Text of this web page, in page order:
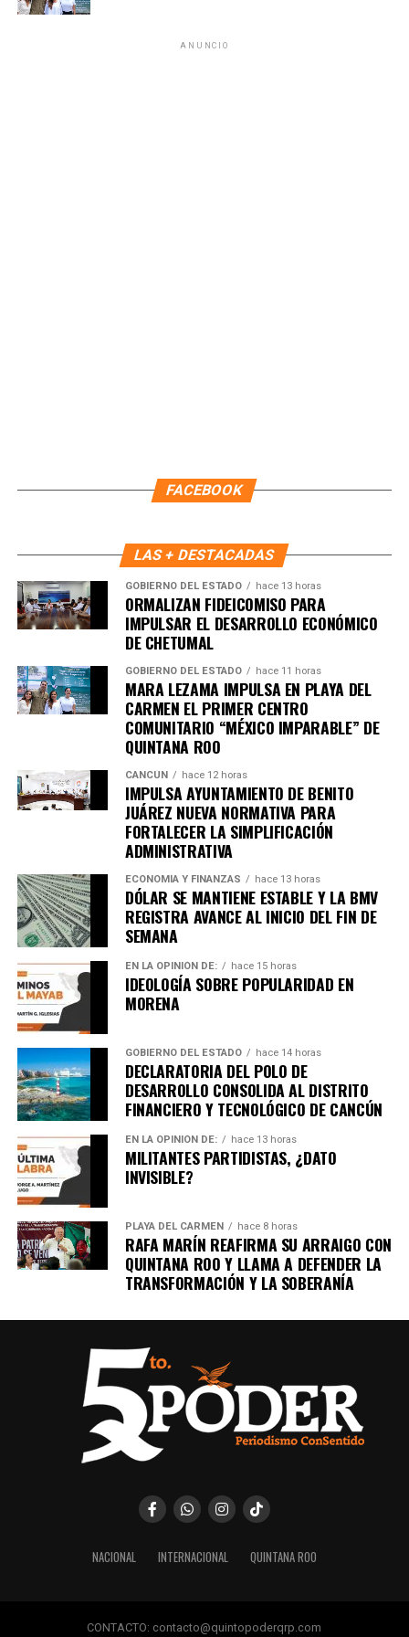
Estos resultados consolidan el compromiso de la SSC de
Únete al canal oficial de WhatsApp de
en tu teléfono.
Unirme al canal de WhatsApp
ANUNCIO
FACEBOOK
LAS + DESTACADAS
GOBIERNO DEL ESTADO hace 13 horas
ORMALIZAN FIDEICOMISO PARA
IMPULSAR EL DESARROLLO ECONÓMICO
DE CHETUMAL
GOBIERNO DEL ESTADO hace 11 horas
MARA LEZAMA IMPULSA EN PLAYA DEL
CARMEN EL PRIMER CENTRO
COMUNITARIO “MÉXICO IMPARABLE” DE
QUINTANA ROO
CANCÚN hace 12 horas
IMPULSA AYUNTAMIENTO DE BENITO
JUÁREZ NUEVA NORMATIVA PARA
FORTALECER LA SIMPLIFICACIÓN
ADMINISTRATIVA
ECONOMÍA Y FINANZAS hace 13 horas
DÓLAR SE MANTIENE ESTABLE Y LA BMV
REGISTRA AVANCE AL INICIO DEL FIN DE
SEMANA
EN LA OPINIÓN DE: hace 15 horas
IDEOLOGÍA SOBRE POPULARIDAD EN
MORENA
GOBIERNO DEL ESTADO hace 14 horas
DECLARATORIA DEL POLO DE
DESARROLLO CONSOLIDA AL DISTRITO
FINANCIERO Y TECNOLÓGICO DE CANCÚN
EN LA OPINIÓN DE: hace 13 horas
MILITANTES PARTIDISTAS, ¿DATO
INVISIBLE?
PLAYA DEL CARMEN hace 8 horas
RAFA MARÍN REAFIRMA SU ARRAIGO CON
QUINTANA ROO Y LLAMA A DEFENDER LA
TRANSFORMACIÓN Y LA SOBERANÍA
NACIONAL INTERNACIONAL QUINTANA ROO
CONTACTO: contacto@quintopoderqrp.com